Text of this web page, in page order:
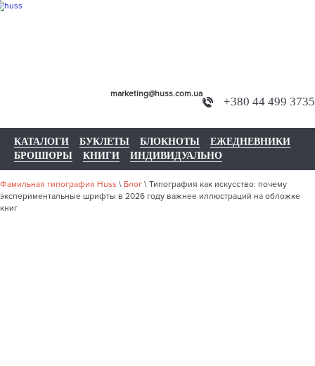
+380 44 499 3735
marketing@huss.com.ua
КАТАЛОГИ БУКЛЕТЫ БЛОКНОТЫ
ЕЖЕДНЕВНИКИ
БРОШЮРЫ
КНИГИ ИНДИВИДУАЛЬНО
Фамильная типография Huss \ Блог \ Типография как искусство: почему
экспериментальные шрифты в 2026 году важнее иллюстраций на обложке
книг